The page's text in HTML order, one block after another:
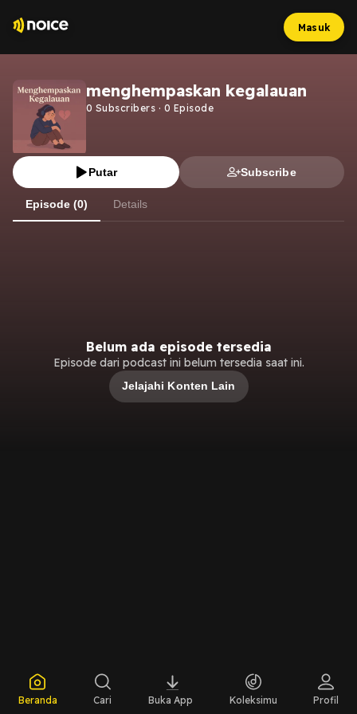
Masuk
menghempaskan kegalauan
0 Subscribers · 0 Episode
Putar Subscribe
Episode (0) Details
Belum ada episode tersedia
Episode dari podcast ini belum tersedia saat ini.
Jelajahi Konten Lain
Beranda Cari Buka App Koleksimu Profil